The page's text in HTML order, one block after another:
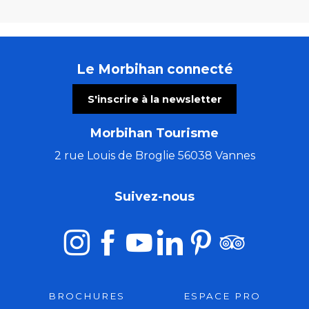
Le Morbihan connecté
S'inscrire à la newsletter
Morbihan Tourisme
2 rue Louis de Broglie 56038 Vannes
Suivez-nous
BROCHURES ESPACE PRO